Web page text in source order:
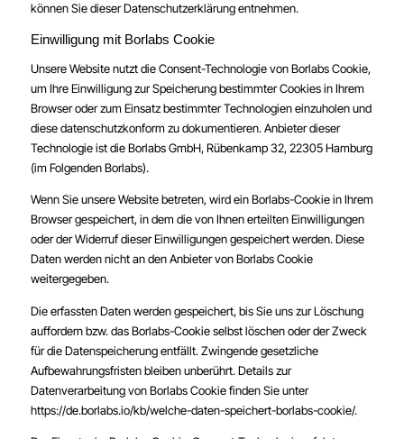
können Sie dieser Datenschutzerklärung entnehmen.
Einwilligung mit Borlabs Cookie
Unsere Website nutzt die Consent-Technologie von Borlabs Cookie,
um Ihre Einwilligung zur Speicherung bestimmter Cookies in Ihrem
Browser oder zum Einsatz bestimmter Technologien einzuholen und
diese datenschutzkonform zu dokumentieren. Anbieter dieser
Technologie ist die Borlabs GmbH, Rübenkamp 32, 22305 Hamburg
(im Folgenden Borlabs).
Wenn Sie unsere Website betreten, wird ein Borlabs-Cookie in Ihrem
Browser gespeichert, in dem die von Ihnen erteilten Einwilligungen
oder der Widerruf dieser Einwilligungen gespeichert werden. Diese
Daten werden nicht an den Anbieter von Borlabs Cookie
weitergegeben.
Die erfassten Daten werden gespeichert, bis Sie uns zur Löschung
auffordern bzw. das Borlabs-Cookie selbst löschen oder der Zweck
für die Datenspeicherung entfällt. Zwingende gesetzliche
Aufbewahrungsfristen bleiben unberührt. Details zur
Datenverarbeitung von Borlabs Cookie finden Sie unter
https://de.borlabs.io/kb/welche-daten-speichert-borlabs-cookie/.